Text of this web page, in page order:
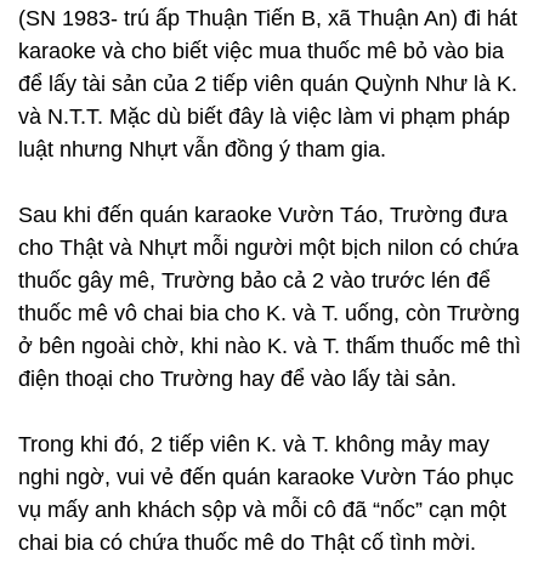
(SN 1983- trú ấp Thuận Tiến B, xã Thuận An) đi hát
karaoke và cho biết việc mua thuốc mê bỏ vào bia
để lấy tài sản của 2 tiếp viên quán Quỳnh Như là K.
và N.T.T. Mặc dù biết đây là việc làm vi phạm pháp
luật nhưng Nhựt vẫn đồng ý tham gia.
Sau khi đến quán karaoke Vườn Táo, Trường đưa
cho Thật và Nhựt mỗi người một bịch nilon có chứa
thuốc gây mê, Trường bảo cả 2 vào trước lén để
thuốc mê vô chai bia cho K. và T. uống, còn Trường
ở bên ngoài chờ, khi nào K. và T. thấm thuốc mê thì
điện thoại cho Trường hay để vào lấy tài sản.
Trong khi đó, 2 tiếp viên K. và T. không mảy may
nghi ngờ, vui vẻ đến quán karaoke Vườn Táo phục
vụ mấy anh khách sộp và mỗi cô đã “nốc” cạn một
chai bia có chứa thuốc mê do Thật cố tình mời.